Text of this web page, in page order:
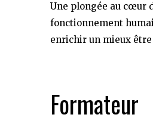
Une plongée au cœur
fonctionnement
enrichir un mieux être
Formateur